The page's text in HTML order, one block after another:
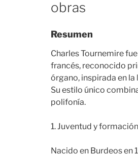
obras
Resumen
Charles Tournemire
francés, reconocido
órgano, inspirada en
Su estilo único
polifonía.
1. Juventud y formación
Nacido en Burdeos en